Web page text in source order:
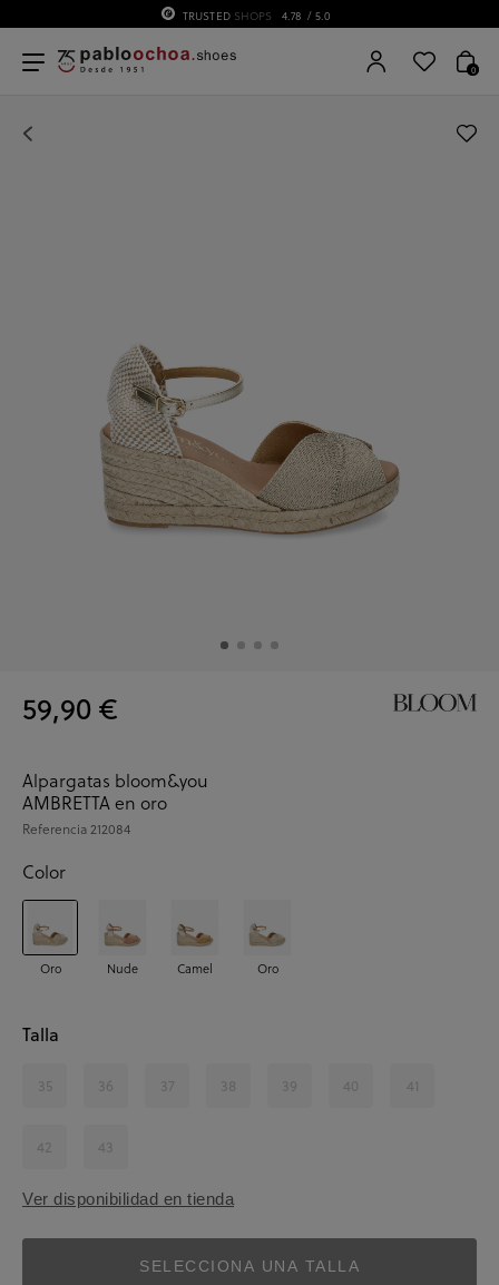
TRUSTED SHOPS 4.78 / 5.0
0
59,90 €
Alpargatas bloom&you
AMBRETTA en oro
Referencia212084
Color
Oro Nude Camel Oro
Talla
35 36 37 38 39 40 41
42 43
Ver disponibilidad en tienda
SELECCIONA UNA TALLA